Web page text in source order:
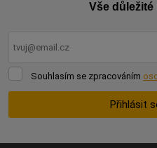
Vše důležité
Souhlasím
Souhlasím se zpracováním
Přihlásit